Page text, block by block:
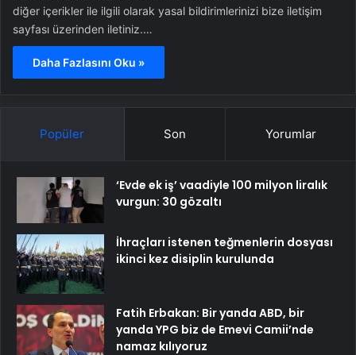
diğer içerikler ile ilgili olarak yasal bildirimlerinizi bize iletişim
sayfası üzerinden iletiniz.…
Daha Fazlasını Oku »
Popüler Son Yorumlar
‘Evde ek iş’ vaadiyle 100 milyon liralık
vurgun: 30 gözaltı
İhraçları istenen teğmenlerin dosyası
ikinci kez disiplin kurulunda
Fatih Erbakan: Bir yanda ABD, bir
yanda YPG biz de Emevi Camii’nde
namaz kılıyoruz